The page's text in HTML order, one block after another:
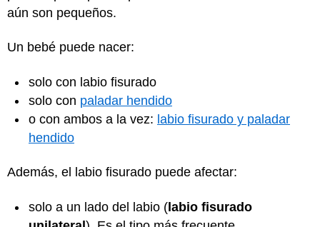
aún son pequeños.
Un bebé puede nacer:
solo con labio fisurado
solo con paladar hendido
o con ambos a la vez: labio fisurado y paladar
hendido
Además, el labio fisurado puede afectar:
solo a un lado del labio (labio fisurado